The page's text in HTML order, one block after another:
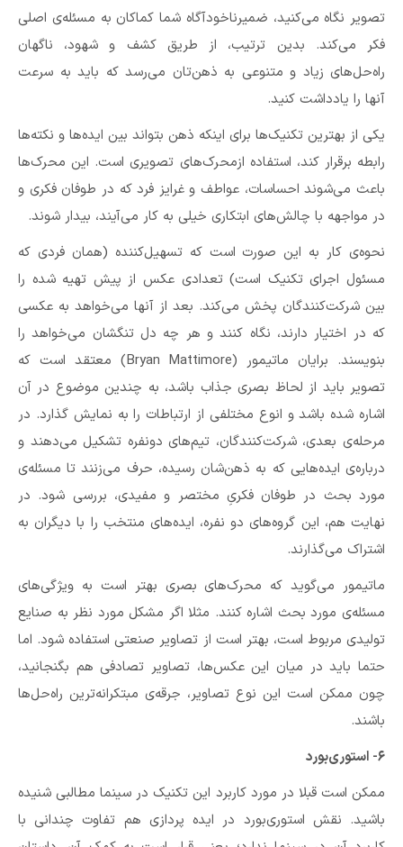
تصویر نگاه می‌کنید،‌ ضمیرناخودآگاه شما کماکان به مسئله‌ی اصلی
فکر می‌کند. بدین ترتیب،‌ از طریق کشف و شهود، ناگهان
راه‌حل‌های زیاد و متنوعی به ذهن‌تان می‌رسد که باید به سرعت
آنها را یادداشت کنید.
یکی از بهترین تکنیک‌ها برای اینکه ذهن بتواند بین ایده‌ها و نکته‌ها
رابطه برقرار کند، استفاده ازمحرک‌های تصویری است. این محرک‌ها
باعث می‌شوند احساسات، عواطف و غرایز فرد که در طوفان فکری و
در مواجهه با چالش‌های ابتکاری خیلی به کار می‌آیند، بیدار شوند.
نحوه‌ی کار به این صورت است که تسهیل‌کننده (همان فردی که
مسئول اجرای تکنیک است) تعدادی عکس از پیش تهیه شده را
بین شرکت‌کنندگان پخش می‌کند. بعد از آنها می‌خواهد به عکسی
که در اختیار دارند، نگاه کنند و هر چه دل تنگشان می‌خواهد را
بنویسند. برایان ماتیمور (Bryan Mattimore) معتقد است که
تصویر باید از لحاظ بصری جذاب باشد،‌ به چندین موضوع در آن
اشاره شده باشد و انوع مختلفی از ارتباطات را به نمایش گذارد. در
مرحله‌ی بعدی،‌ شرکت‌کنندگان، تیم‌های دونفره تشکیل می‌دهند و
درباره‌ی ایده‌هایی که به ذهن‌شان رسیده، حرف می‌زنند تا مسئله‌ی
مورد بحث در طوفان فکریِ مختصر و مفیدی، بررسی شود. در
نهایت هم،‌ این گروه‌های دو نفره، ایده‌های منتخب را با دیگران به
اشتراک می‌گذارند.
ماتیمور می‌گوید که محرک‌های بصری بهتر است به ویژگی‌های
مسئله‌ی مورد بحث اشاره کنند. مثلا اگر مشکل مورد نظر به صنایع
تولیدی مربوط است،‌ بهتر است از تصاویر صنعتی استفاده شود. اما
حتما باید در میان این عکس‌ها، تصاویر تصادفی هم بگنجانید،‌
چون ممکن است این نوع تصاویر، جرقه‌ی مبتکرانه‌ترین راه‌حل‌ها
باشند.
۶- استوری‌بورد
ممکن است قبلا در مورد کاربرد این تکنیک در سینما مطالبی شنیده
باشید. نقش استوری‌بورد در ایده پردازی هم تفاوت چندانی با